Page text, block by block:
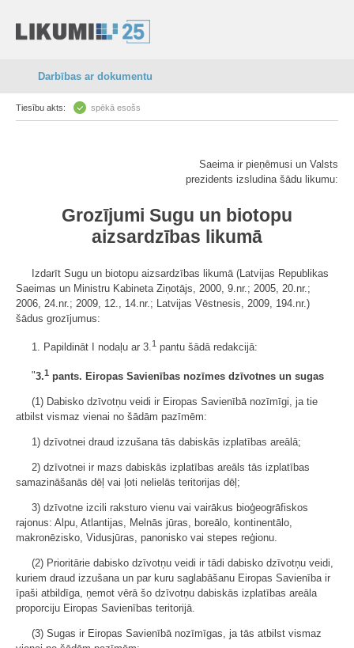
Darbības ar dokumentu
Tiesību akts: spēkā esošs
Saeima ir pieņēmusi un Valsts
prezidents izsludina šādu likumu:
Grozījumi Sugu un biotopu
aizsardzības likumā
Izdarīt Sugu un biotopu aizsardzības likumā (Latvijas Republikas
Saeimas un Ministru Kabineta Ziņotājs, 2000, 9.nr.; 2005, 20.nr.;
2006, 24.nr.; 2009, 12., 14.nr.; Latvijas Vēstnesis, 2009, 194.nr.)
šādus grozījumus:
1. Papildināt I nodaļu ar 3.1 pantu šādā redakcijā:
"3.1 pants. Eiropas Savienības nozīmes dzīvotnes un sugas
(1) Dabisko dzīvotņu veidi ir Eiropas Savienībā nozīmīgi, ja tie
atbilst vismaz vienai no šādām pazīmēm:
1) dzīvotnei draud izzušana tās dabiskās izplatības areālā;
2) dzīvotnei ir mazs dabiskās izplatības areāls tās izplatības
samazināšanās dēļ vai ļoti nelielās teritorijas dēļ;
3) dzīvotne izcili raksturo vienu vai vairākus bioģeogrāfiskos
rajonus: Alpu, Atlantijas, Melnās jūras, boreālo, kontinentālo,
makronēzisko, Vidusjūras, panonisko vai stepes reģionu.
(2) Prioritārie dabisko dzīvotņu veidi ir tādi dabisko dzīvotņu veidi,
kuriem draud izzušana un par kuru saglabāšanu Eiropas Savienība ir
īpaši atbildīga, ņemot vērā šo dzīvotņu dabiskās izplatības areāla
proporciju Eiropas Savienības teritorijā.
(3) Sugas ir Eiropas Savienībā nozīmīgas, ja tās atbilst vismaz